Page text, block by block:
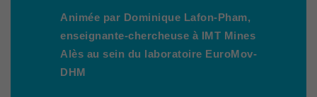
Animée par Dominique Lafon-Pham,
enseignante-chercheuse à IMT Mines
Alès au sein du laboratoire EuroMov-
DHM